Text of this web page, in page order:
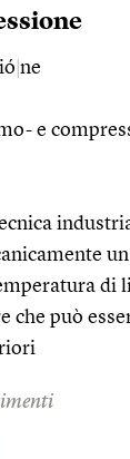
ne
e
di
che può